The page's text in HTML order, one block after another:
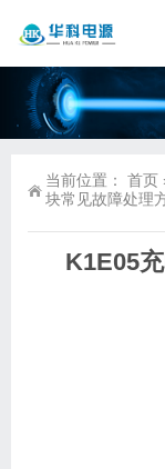
当前位置： 首页
块常见故障处理
K1E05